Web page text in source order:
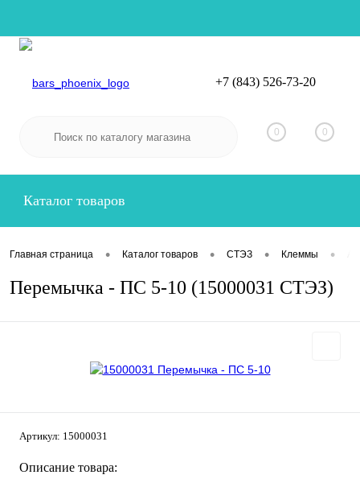
Вход
+7 (843) 526-73-20
0 0
Каталог товаров
Главная страница • Каталог товаров • СТЭЗ • Клеммы •
Перемычка - ПС 5-10 (15000031 СТЭЗ)
Артикул: 15000031
Описание товара: